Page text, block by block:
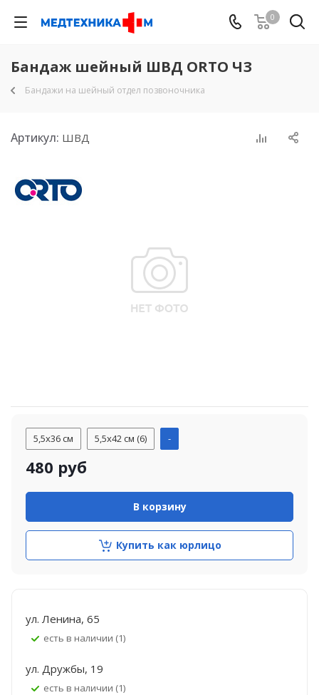
0
Бандаж шейный ШВД ORTO ЧЗ
Бандажи на шейный отдел позвоночника
Артикул: ШВД
5,5х36 см 5,5х42 см (6) -
480 руб
В корзину
Купить как юрлицо
ул. Ленина, 65
Есть в наличии (1)
ул. Дружбы, 19
Есть в наличии (1)